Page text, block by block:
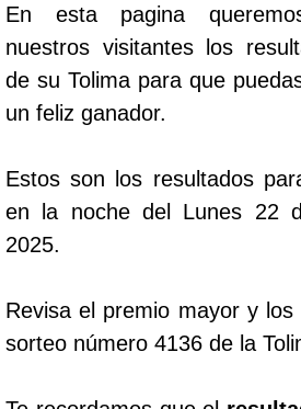
En esta pagina
nuestros visitantes los
de su Tolima para que
un feliz ganador.
Estos son los resultados
en la noche del Lunes 22
2025.
Revisa el premio mayor y los
sorteo número 4136 de la